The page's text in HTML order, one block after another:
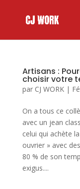
Artisans :
choisir votre
par CJ WORK|
On a tous ce
avec un jean
celui qui achète
ouvrier » avec
80 % de son
exigus....